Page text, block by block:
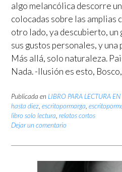
algo melancólica descorre
colocadas sobre las amplias
otro lado, ya descubierto, un
sus gustos personales, y una
Más allá, solo naturaleza.
Nada. -Ilusión es esto,
Publicada en LIBRO PARA LECTURA
hasta diez escritopormarga
libro solo lectura relatos cortos
Dejar un comentario